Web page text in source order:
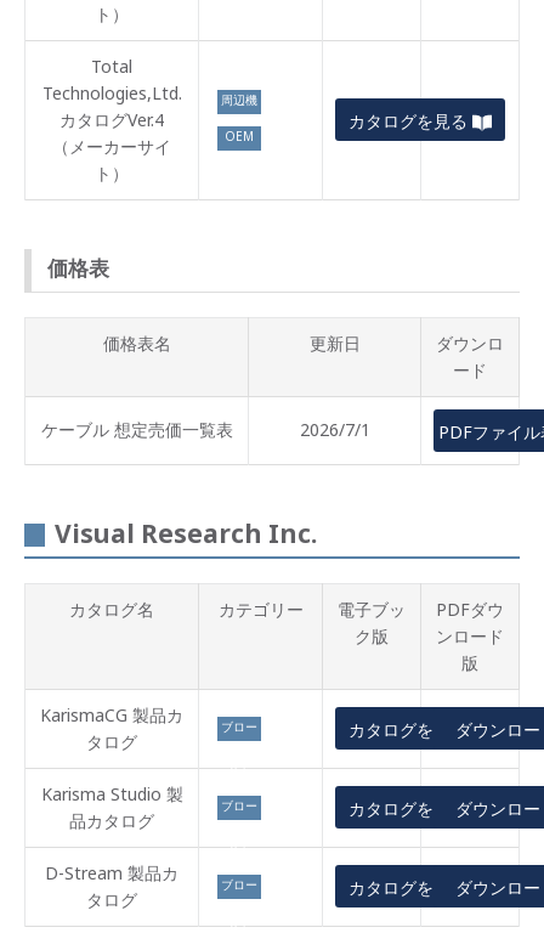
ト）
Total
Technologies,Ltd.
カタログVer.4
（メーカーサイ
ト）
周辺機
器
OEM
カタログを見る –
価格表
価格表名 更新日
ダウンロ
ード
ケーブル 想定売価一覧表 2026/7/1 PDFファイ
Visual Research Inc.
カタログ名 カテゴリー
電子ブッ
ク版
PDFダウ
ンロード
版
KarismaCG 製品カ
タログ
ブロー
ドキャ
スト
カタログを見るダウンロ
Karisma Studio 製
品カタログ
ブロー
ドキャ
スト
カタログを見るダウンロ
D-Stream 製品カ
タログ
ブロー
ドキャ
スト
カタログを見るダウンロ